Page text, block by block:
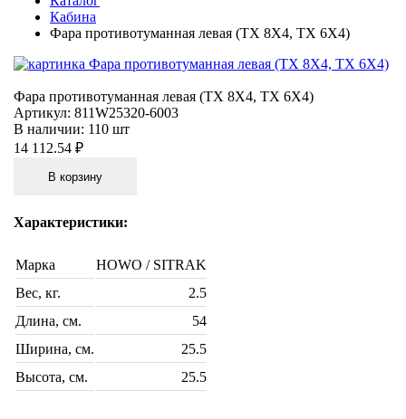
Кабина
Фара противотуманная левая (TX 8X4, TX 6X4)
Фара противотуманная левая (TX 8X4, TX 6X4)
Артикул: 811W25320-6003
В наличии: 110 шт
14 112.54 ₽
В корзину
Характеристики:
Марка
HOWO / SITRAK
Вес, кг.
2.5
Длина, см.
54
Ширина, см.
25.5
Высота, см.
25.5